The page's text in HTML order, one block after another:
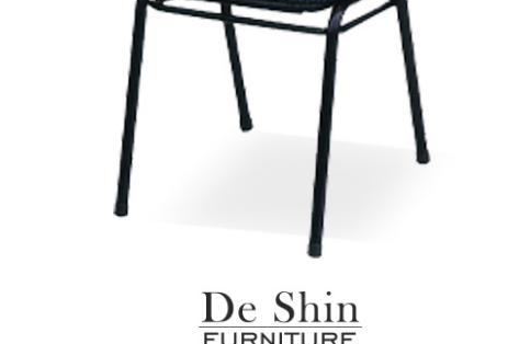
＊A108產品另收運費
$ 9,000以上：免運費
$ 9,000以下：NT$500元
＊A108產品另收運費
配送天數：5~14天
到貨時間：指定送貨日當天以電話聯絡確認
｜周（一）配送部門固定公休無送貨｜
台北市、新北市地區固定每周(三)、(日)兩天收送貨
兩聯式發票，發票將於商品完成出貨15個工作天另行寄出，另外
請於到貨日起七日內通知本公司客服人員，我們將為您更換新品
之商品必須是全新狀態且完整包裝，床墊、床包、枕頭類產品需
、廠商紙及所有附隨文件或資料之完整性)，若未依照上述方式處
幕選購商品，可能會因個人電腦螢幕的設定色差或解析度等因素
品尺寸，大型物件因為人工丈量，難免會有些許誤差值(約正負